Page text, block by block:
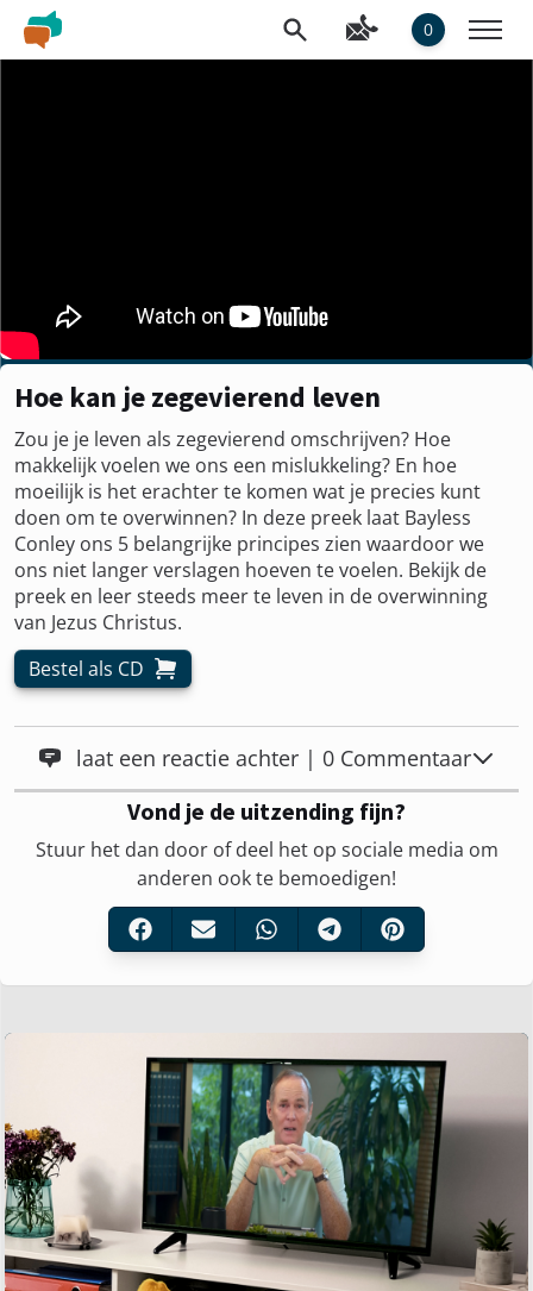
0
Hoe kan je zegevierend leven
Zou je je leven als zegevierend omschrijven? Hoe
makkelijk voelen we ons een mislukkeling? En hoe
moeilijk is het erachter te komen wat je precies kunt
doen om te overwinnen? In deze preek laat Bayless
Conley ons 5 belangrijke principes zien waardoor we
ons niet langer verslagen hoeven te voelen. Bekijk de
preek en leer steeds meer te leven in de overwinning
van Jezus Christus.
Bestel als CD
laat een reactie achter | 0 Commentaar
Vond je de uitzending fijn?
Stuur het dan door of deel het op sociale media om
anderen ook te bemoedigen!